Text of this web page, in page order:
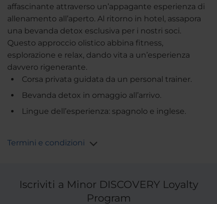
affascinante attraverso un’appagante esperienza di
allenamento all’aperto. Al ritorno in hotel, assapora
una bevanda detox esclusiva per i nostri soci.
Questo approccio olistico abbina fitness,
esplorazione e relax, dando vita a un’esperienza
davvero rigenerante.
Corsa privata guidata da un personal trainer.
Bevanda detox in omaggio all’arrivo.
Lingue dell’esperienza: spagnolo e inglese.
Termini e condizioni
Iscriviti a Minor DISCOVERY Loyalty
Program